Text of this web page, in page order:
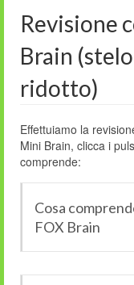
Revisione
Brain
ridotto)
Effettuiamo la
Mini Brain, clicca i
comprende:
Cosa
FOX Brain